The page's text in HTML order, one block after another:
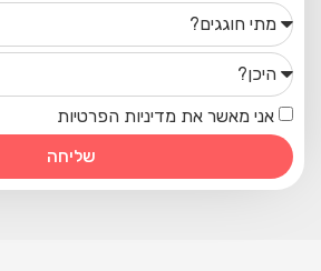
אני מאשר את מדיניות הפרטיות
שליחה